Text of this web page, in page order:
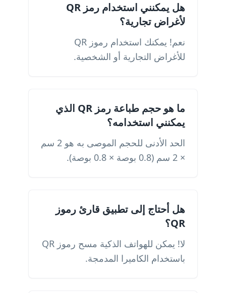
هل يمكنني استخدام رمز QR
لأغراض تجارية؟
نعم! يمكنك استخدام رموز QR
للأغراض التجارية أو الشخصية.
ما هو حجم طباعة رمز QR الذي
يمكنني استخدامه؟
الحد الأدنى للحجم الموصى به هو 2 سم
× 2 سم (0.8 بوصة × 0.8 بوصة).
هل أحتاج إلى تطبيق قارئ رموز
QR؟
لا! يمكن للهواتف الذكية مسح رموز QR
باستخدام الكاميرا المدمجة.